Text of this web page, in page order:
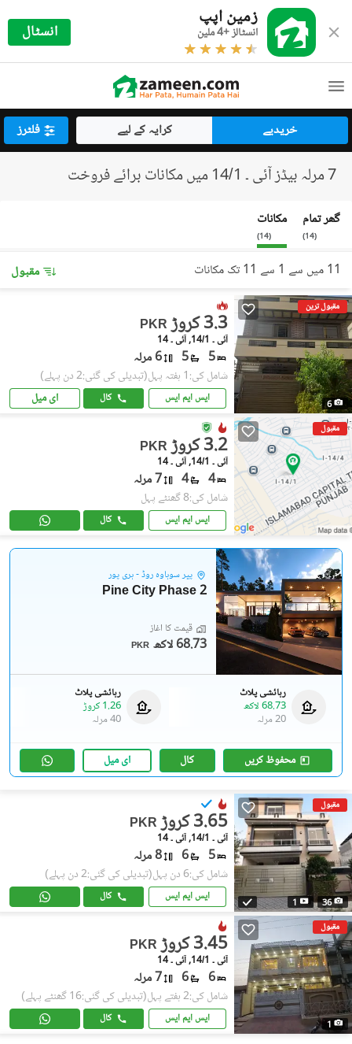
زمین اپپ
انسٹالز +4 ملین انسٹال
خریدیے کرایہ کے لیے فلٹرز
7 مرلہ بیڈز آئی ۔ 14/1 میں مکانات برائے فروخت
گھر تمام
(
14
)
مکانات
(
14
)
11 میں سے 1 سے 11 تک مکانات مقبول
مقبول ترین
6
PKR 3.3 کروڑ
آئی ۔ 14/1, آئی ۔ 14
5
5 6 مرلہ
شامل کی:1 ہفتہ پہل (تبدیلی کی گئی:2 دن پہلے)
ایس ایم ایس کال ای میل
مقبول
PKR 3.2 کروڑ
آئی ۔ 14/1, آئی ۔ 14
4
4 7 مرلہ
شامل کی:8 گھنٹے پہل
ایس ایم ایس کال
پیر سوہاوہ روڈ - ہری پور
Pine City Phase 2
قیمت کا آغاز
PKR 68.73 لاکھ
رہائشی پلاٹ
68.73 لاکھ
20 مرلہ
رہائشی پلاٹ
1.26 کروڑ
40 مرلہ
محفوظ کریں کال ای میل
مقبول
36
1
PKR 3.65 کروڑ
آئی ۔ 14/1, آئی ۔ 14
5
6 8 مرلہ
شامل کی:6 دن پہل (تبدیلی کی گئی:2 دن پہلے)
ایس ایم ایس کال
مقبول
1
PKR 3.45 کروڑ
آئی ۔ 14/1, آئی ۔ 14
6
6 7 مرلہ
شامل کی:2 ہفتے پہل (تبدیلی کی گئی:16 گھنٹے پہلے)
ایس ایم ایس کال